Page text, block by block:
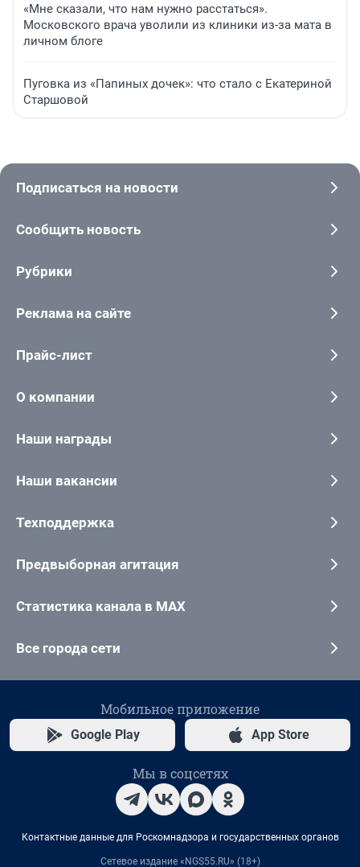
«Мне сказали, что нам нужно расстаться».
Московского врача уволили из клиники из-за мата в
личном блоге
Пуговка из «Папиных дочек»: что стало с Екатериной
Старшовой
Подписаться на новости
Сообщить новость
Рубрики
Реклама на сайте
Прайс-лист
О компании
Наши награды
Наши вакансии
Техподдержка
Предвыборная агитация
Статистика канала в MAX
Все города сети
Мобильное приложение
Google Play App Store
Мы в соцсетях
Контактные данные для Роскомнадзора и государственных органов
Сетевое издание «NGS55.RU» (18+)